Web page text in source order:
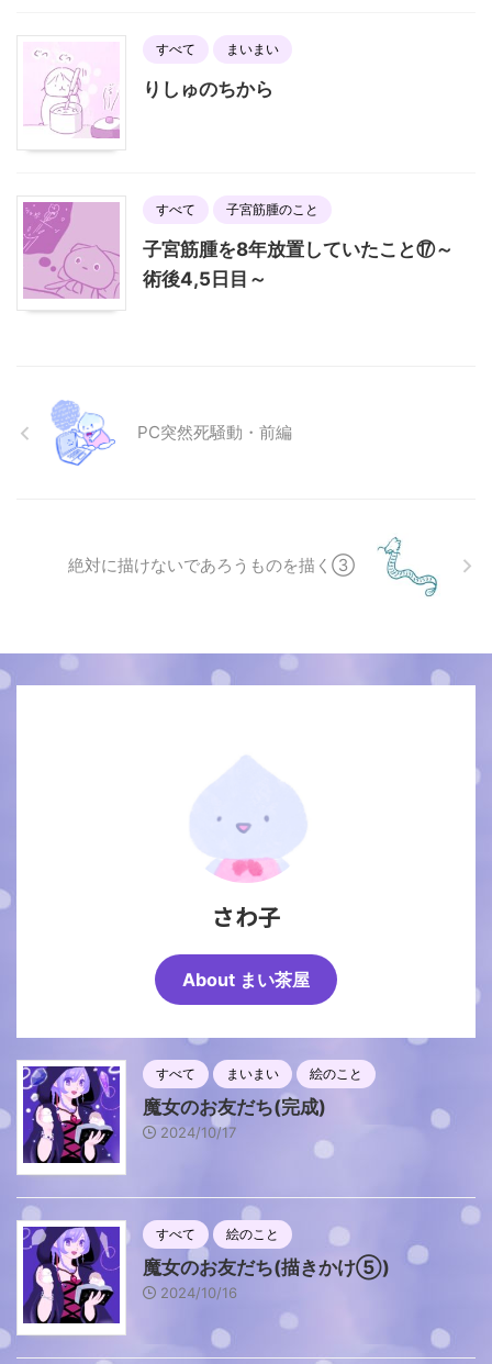
すべて まいまい
りしゅのちから
すべて 子宮筋腫のこと
子宮筋腫を8年放置していたこと⑰～
術後4,5日目～
PC突然死騒動・前編
絶対に描けないであろうものを描く③
さわ子
About まい茶屋
すべて まいまい 絵のこと
魔女のお友だち(完成)
2024/10/17
すべて 絵のこと
魔女のお友だち(描きかけ⑤)
2024/10/16